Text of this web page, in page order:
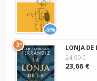
-5%
3º
LONJA DE
24,90 €
23,66 €